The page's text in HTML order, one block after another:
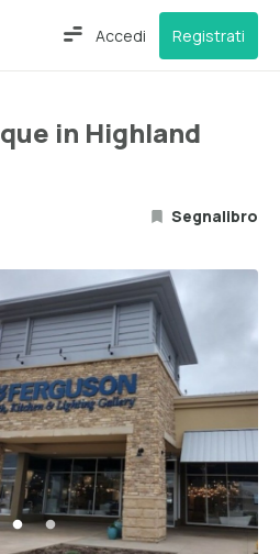
Accedi Registrati
in Highland
Segnalibro